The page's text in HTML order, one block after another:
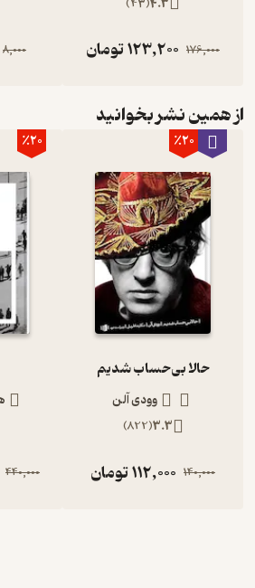
4.3
(
43
)
176,000
123,200تومان 8,000
از همین نشر بخوانید
٪20
حالا بی‌حساب شدیم
وودی آلن
3.3
(
822
)
140,000
112,000تومان
٪20
440,000